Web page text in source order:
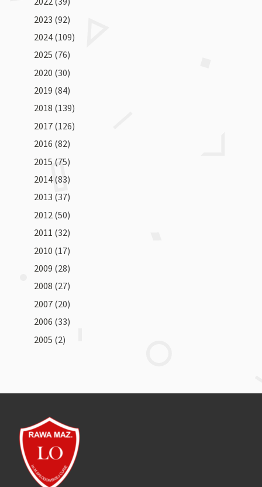
2023 (92)
2024 (109)
2025 (76)
2020 (30)
2019 (84)
2018 (139)
2017 (126)
2016 (82)
2015 (75)
2014 (83)
2013 (37)
2012 (50)
2011 (32)
2010 (17)
2009 (28)
2008 (27)
2007 (20)
2006 (33)
2005 (2)